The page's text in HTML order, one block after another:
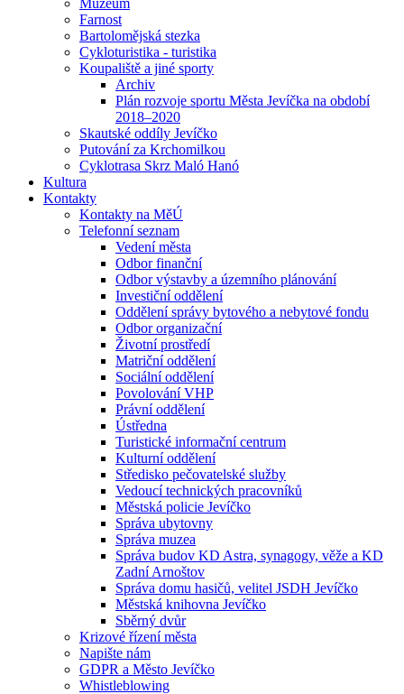
Muzeum
Farnost
Bartolomějská stezka
Cykloturistika - turistika
Koupaliště a jiné sporty
Archiv
Plán rozvoje sportu Města Jevíčka na období
2018–2020
Skautské oddíly Jevíčko
Putování za Krchomilkou
Cyklotrasa Skrz Maló Hanó
Kultura
Kontakty
Kontakty na MěÚ
Telefonní seznam
Vedení města
Odbor finanční
Odbor výstavby a územního plánování
Investiční oddělení
Oddělení správy bytového a nebytové fondu
Odbor organizační
Životní prostředí
Matriční oddělení
Sociální oddělení
Povolování VHP
Právní oddělení
Ústředna
Turistické informační centrum
Kulturní oddělení
Středisko pečovatelské služby
Vedoucí technických pracovníků
Městská policie Jevíčko
Správa ubytovny
Správa muzea
Správa budov KD Astra, synagogy, věže a KD
Zadní Arnoštov
Správa domu hasičů, velitel JSDH Jevíčko
Městská knihovna Jevíčko
Sběrný dvůr
Krizové řízení města
Napište nám
GDPR a Město Jevíčko
Whistleblowing